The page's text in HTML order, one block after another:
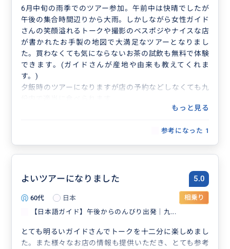
6月中旬の雨季でのツアー参加。午前中は快晴でしたが
午後の集合時間辺りから大雨。しかしながら女性ガイド
さんの笑顔溢れるトークや撮影のベスポジやナイスな店
が書かれたお手製の地図で大満足なツアーとなりまし
た。買わなくても気にならないお茶の試飲も無料で体験
できます。(ガイドさんが産地や由来も教えてくれま
す。)
夕飯時のツアーになりますが店の予約などしなくても九
2時間半で九份の大半を満喫できる非常に良いツアーで
もっと見る
参考になった 1
よいツアーになりました 5.0
60代 日本
相乗り
【日本語ガイド】午後からのんびり出発｜九...
とても明るいガイドさんでトークを十二分に楽しめまし
た。また様々なお店の情報も提供いただき、とても参考